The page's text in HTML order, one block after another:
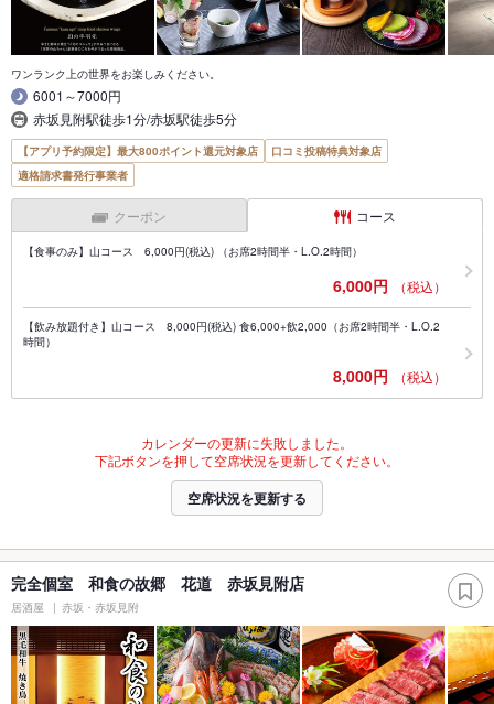
ワンランク上の世界をお楽しみください。
6001～7000円
赤坂見附駅徒歩1分/赤坂駅徒歩5分
【アプリ予約限定】最大800ポイント還元対象店
口コミ投稿特典対象店
適格請求書発行事業者
クーポン コース
【食事のみ】山コース 6,000円(税込) （お席2時間半・L.O.2時間）
6,000円 （税込）
【飲み放題付き】山コース 8,000円(税込) 食6,000+飲2,000（お席2時間半・L.O.2
時間）
8,000円 （税込）
カレンダーの更新に失敗しました。
下記ボタンを押して空席状況を更新してください。
空席状況を更新する
完全個室 和食の故郷 花道 赤坂見附店
居酒屋 赤坂・赤坂見附